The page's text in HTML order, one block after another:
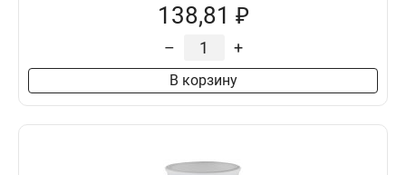
138,81 ₽
– +
В корзину